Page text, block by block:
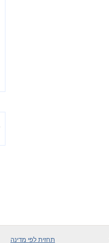
תחזית לפי מדינה